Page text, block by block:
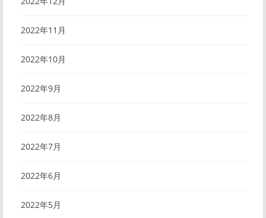
2022年11月
2022年10月
2022年9月
2022年8月
2022年7月
2022年6月
2022年5月